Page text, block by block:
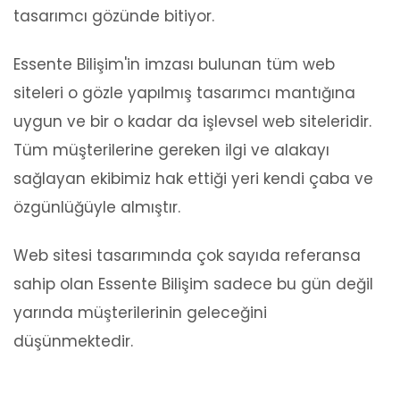
tasarımcı gözünde bitiyor.
Essente Bilişim'in imzası bulunan tüm web
siteleri o gözle yapılmış tasarımcı mantığına
uygun ve bir o kadar da işlevsel web siteleridir.
Tüm müşterilerine gereken ilgi ve alakayı
sağlayan ekibimiz hak ettiği yeri kendi çaba ve
özgünlüğüyle almıştır.
Web sitesi tasarımında çok sayıda referansa
sahip olan Essente Bilişim sadece bu gün değil
yarında müşterilerinin geleceğini
düşünmektedir.